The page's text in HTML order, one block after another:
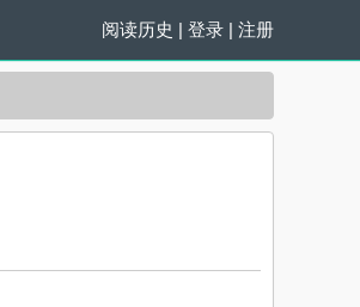
阅读历史 | 登录 | 注册